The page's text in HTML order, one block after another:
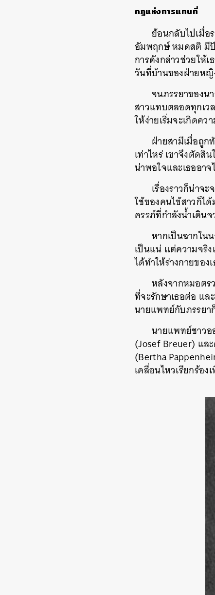
กฎแห่งการแทนที่
ย้อนกลับไปเมื่
อัมพฤกษ์ หมดสติ มีปั
การดังกล่าวช่วยให้
วันที่บ้านของฝ่ายห
จนภรรยาของน
สาวแทบตลอดทุกเว
ให้ง่ายเริ่มจะเกิดค
ฝ่ายสามีเมื่อถูก
เท่าไหร่ เขาจึงตัดสิ
น่าพอใจและเธออา
เรื่องราวก็น่าจ
ใช้ของคนไข้สาวก็ไ
ครรภ์ที่กำลังน้ำเดิน
หากเป็นฉากใน
เป็นแน่ แต่ความจริ
ได้ทำให้ร่างกายขอ
หลังจากหมอตร
ที่จะรักษาเธอต่อ แ
นายแพทย์กับภรรยา
นายแพทย์ชาวอ
(Josef Breuer) แล
(Bertha
เคลื่อนไหวเรียกร้อ
ค้